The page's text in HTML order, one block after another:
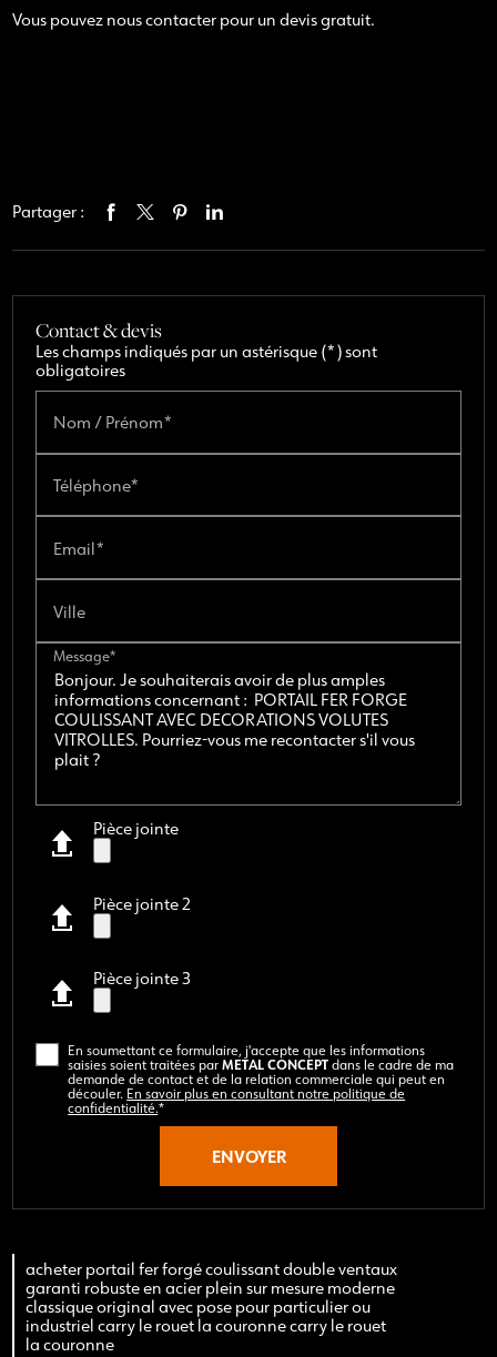
Vous pouvez nous contacter pour un devis gratuit.
Partager :
Contact & devis
Les champs indiqués par un astérisque (*) sont
obligatoires
Nom / Prénom*
Téléphone*
Email*
Ville
Message*
Pièce jointe
Pièce jointe 2
Pièce jointe 3
En soumettant ce formulaire, j'accepte que les informations
saisies soient traitées parMETAL CONCEPT dans le cadre de ma
demande de contact et de la relation commerciale qui peut en
découler. En savoir plus en consultant notre politique de
confidentialité.*
acheter portail fer forgé coulissant double ventaux
garanti robuste en acier plein sur mesure moderne
classique original avec pose pour particulier ou
industriel carry le rouet la couronne carry le rouet
la couronne